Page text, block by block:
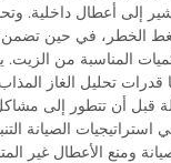
إلى أعطال داخلية.
الخطر، في حين
المناسبة من
قدرات تحليل الغاز
قبل أن تتطور إلى
استراتيجيات الصيانة
ومنع الأعطال غير